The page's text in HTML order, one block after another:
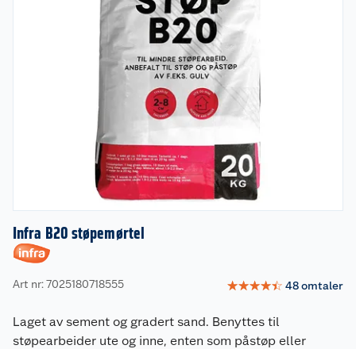
Infra B20 støpemørtel
Art nr: 7025180718555 ☆☆☆☆☆ 48omtaler
Laget av sement og gradert sand. Benyttes til
støpearbeider ute og inne, enten som påstøp eller